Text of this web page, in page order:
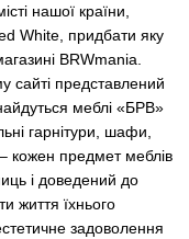
нашої країни,
White, придбати яку
BRWmania.
представлений
меблі «БРВ»
гарнітури, шафи,
кожен предмет меблів
і доведений до
життя їхнього
задоволення